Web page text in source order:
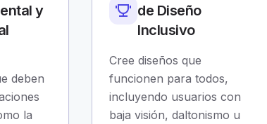
y
deben
la
de Diseño
Inclusivo
Cree diseños que
funcionen para todos,
incluyendo usuarios con
baja visión, daltonismo u